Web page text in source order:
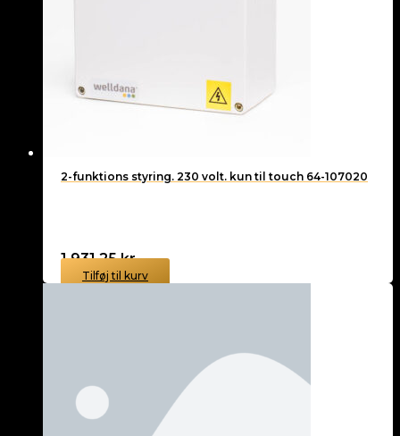
2-funktions styring. 230 volt. kun til touch 64-107020
1.931,25kr.
Tilføj til kurv